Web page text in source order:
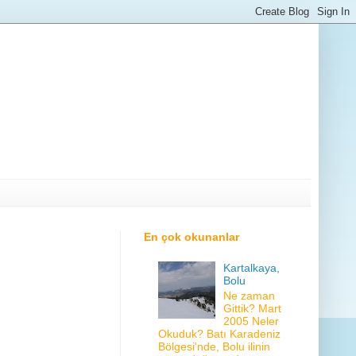
En çok okunanlar
Kartalkaya,
Bolu
Ne zaman
Gittik? Mart
2005 Neler
Okuduk? Batı Karadeniz
Bölgesi'nde, Bolu ilinin